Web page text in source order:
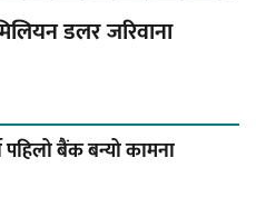
डलर जरिवाना
बैंक बन्यो कामना